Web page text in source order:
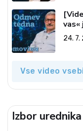
24.
24. 7.
Vse video
Izbor urednika